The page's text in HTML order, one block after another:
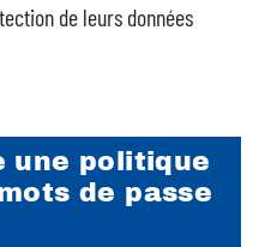
de leurs données
une politique
de passe